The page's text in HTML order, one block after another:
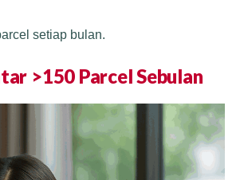
setiap bulan.
>150 Parcel Sebulan